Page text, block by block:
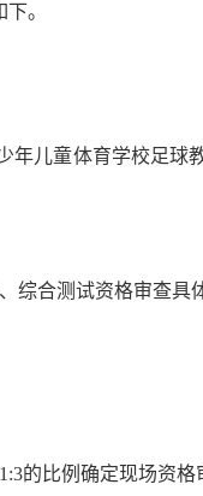
。
年儿童体育学校足球
综合测试资格审查具
1:3的比例确定现场资